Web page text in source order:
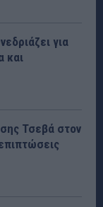
για
και
Τσεβά στον